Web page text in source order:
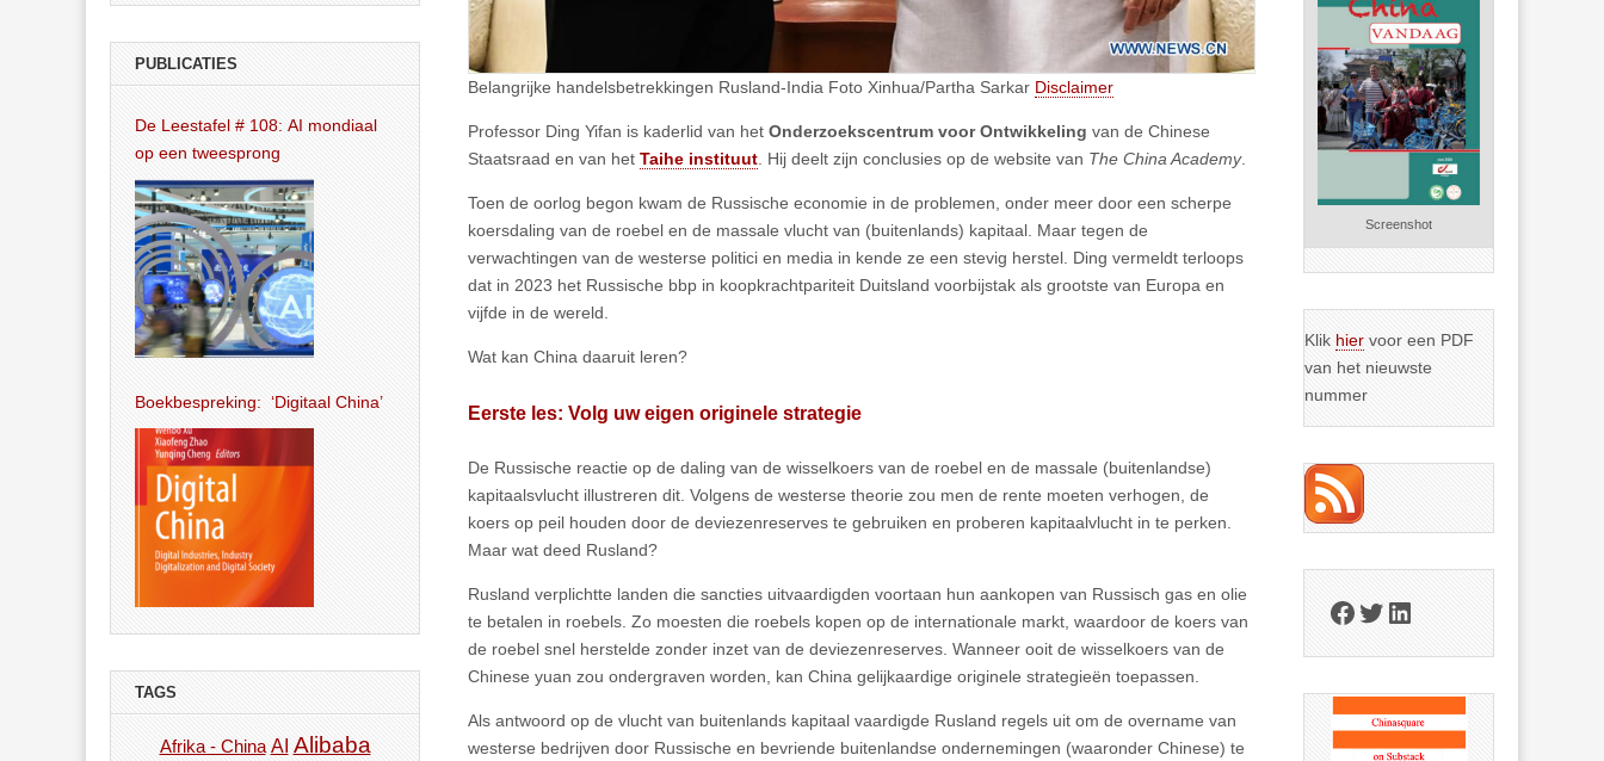
Belangrijke handelsbetrekkingen Rusland-India Foto Xinhua/Partha Sarkar Disclaimer
Professor Ding Yifan is kaderlid van het Onderzoekscentrum voor Ontwikkeling van de Chinese
Staatsraad en van het Taihe instituut. Hij deelt zijn conclusies op de website van The China Academy.
Toen de oorlog begon kwam de Russische economie in de problemen, onder meer door een scherpe
koersdaling van de roebel en de massale vlucht van (buitenlands) kapitaal. Maar tegen de
verwachtingen van de westerse politici en media in kende ze een stevig herstel. Ding vermeldt terloops
dat in 2023 het Russische bbp in koopkrachtpariteit Duitsland voorbijstak als grootste van Europa en
vijfde in de wereld.
Wat kan China daaruit leren?
Eerste les: Volg uw eigen originele strategie
De Russische reactie op de daling van de wisselkoers van de roebel en de massale (buitenlandse)
kapitaalsvlucht illustreren dit. Volgens de westerse theorie zou men de rente moeten verhogen, de
koers op peil houden door de deviezenreserves te gebruiken en proberen kapitaalvlucht in te perken.
Maar wat deed Rusland?
Rusland verplichtte landen die sancties uitvaardigden voortaan hun aankopen van Russisch gas en olie
te betalen in roebels. Zo moesten die roebels kopen op de internationale markt, waardoor de koers van
de roebel snel herstelde zonder inzet van de deviezenreserves. Wanneer ooit de wisselkoers van de
Chinese yuan zou ondergraven worden, kan China gelijkaardige originele strategieën toepassen.
Als antwoord op de vlucht van buitenlands kapitaal vaardigde Rusland regels uit om de overname van
westerse bedrijven door Russische en bevriende buitenlandse ondernemingen (waaronder Chinese) te
PUBLICATIES
De Leestafel # 108: AI mondiaal
op een tweesprong
Boekbespreking: ‘Digitaal China’
TAGS
Afrika - China AI Alibaba
Screenshot
Klik hier voor een PDF
van het nieuwste
nummer
Facebook
Twitter
LinkedIn